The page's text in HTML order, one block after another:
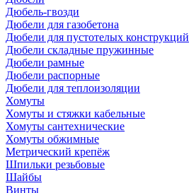
Дюбель-гвозди
Дюбели для газобетона
Дюбели для пустотелых конструкций
Дюбели складные пружинные
Дюбели рамные
Дюбели распорные
Дюбели для теплоизоляции
Хомуты
Хомуты и стяжки кабельные
Хомуты сантехнические
Хомуты обжимные
Метрический крепёж
Шпильки резьбовые
Шайбы
Винты